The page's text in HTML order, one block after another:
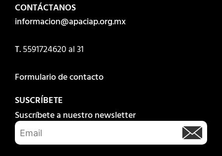
CONTÁCTANOS
informacion@apaciap.org.mx
T.5591724620al 31
Formulario de contacto
SUSCRÍBETE
Suscríbete a nuestro newsletter